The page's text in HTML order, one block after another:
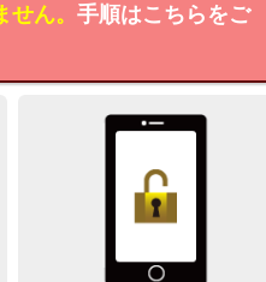
ん。 手順はこちらをご